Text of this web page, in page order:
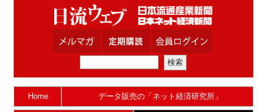
Home データ販売の「ネット経済研究所」